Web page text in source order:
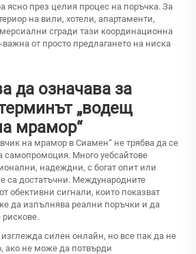
ясно през целия процес на поръчка. За
на вили, хотели, апартаменти,
сгради тази координационна
важна от просто предлагането на ниска
да означава за
„водещ
мрамор“
на мрамор в Сиамен“ не трябва да се
самопромоция. Много уебсайтове
надеждни, с богат опит или
са достатъчни. Международните
обективни сигнали, които показват
да изпълнява реални поръчки и да
рискове.
силен онлайн, но все пак да не
ако не може да потвърди